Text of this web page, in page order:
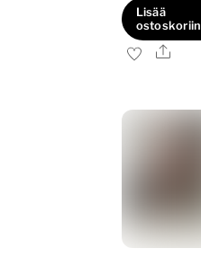
Lisää
ostoskoriin
Ale